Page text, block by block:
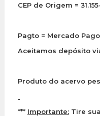
CEP de Origem =
Pagto = Mercado Pago
Aceitamos depósito
Produto do acervo
*** Importante: Tire